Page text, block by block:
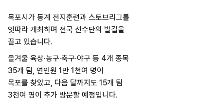
목포시가 동계 전지훈련과 스토브리그를
잇따라 개최하며 전국 선수단의 발길을
끌고 있습니다.
올겨울 육상·농구·축구·야구 등 4개 종목
35개 팀, 연인원 1만 1천여 명이
목포를 찾았고, 다음 달까지도 15개 팀
3천여 명이 추가 방문할 예정입니다.